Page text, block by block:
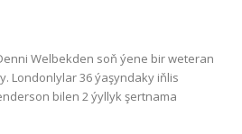
Welbekden soň ýene bir weteran
Londonlylar 36 ýaşyndaky iňlis
bilen 2 ýyllyk şertnama